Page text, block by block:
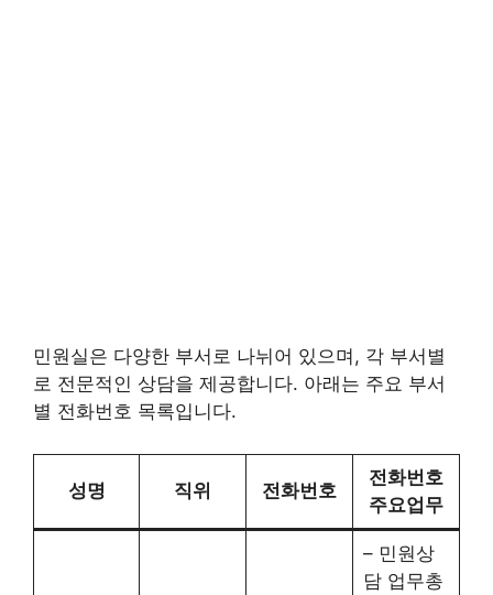
민원실은 다양한 부서로 나뉘어 있으며, 각 부서별
로 전문적인 상담을 제공합니다. 아래는 주요 부서
별 전화번호 목록입니다.
성명 직위 전화번호
전화번호
주요업무
– 민원상
담 업무총